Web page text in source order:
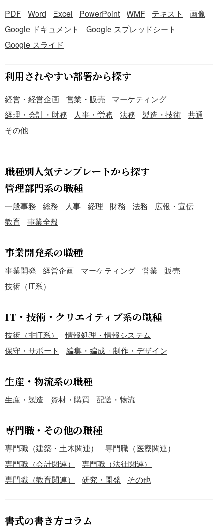
PDF Word Excel PowerPoint WMF テキスト
画像
Google ドキュメント
Google スプレッドシート
Google スライド
利用されやすい部署から探す
経営・経営企画 営業・販売
マーケティング
経理・会計・財務
人事・労務 法務 製造・技術
共通
その他
職種別人気テンプレートから探す
管理部門系の職種
一般事務 総務 人事 経理 財務 法務
広報・宣伝
教育
事業全般
事業開発系の職種
事業開発 経営企画 マーケティング 営業
販売
技術（IT系）
IT・技術・クリエイティブ系の職種
技術（非IT系）
情報処理・情報システム
保守・サポート
編集・編成・制作・デザイン
生産・物流系の職種
生産・製造 資材・購買 配送・物流
専門職・その他の職種
専門職（建築・土木関連）
専門職（医療関連）
専門職（会計関連）
専門職（法律関連）
専門職（教育関連）
研究・開発 その他
書式の書き方コラム